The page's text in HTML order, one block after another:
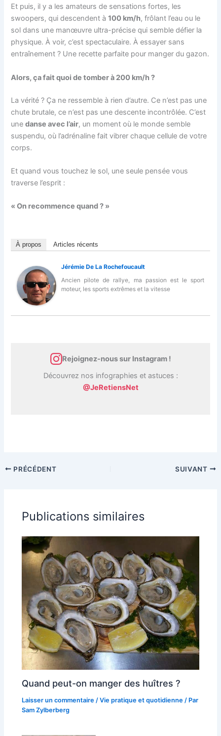
Et puis, il y a les amateurs de sensations fortes, les
swoopers, qui descendent à100 km/h, frôlant l’eau ou le
sol dans une manœuvre ultra-précise qui semble défier la
physique. À voir, c’est spectaculaire. À essayer sans
entraînement ? Une recette parfaite pour manger du gazon.
Alors, ça fait quoi de tomber à 200 km/h ?
La vérité ? Ça ne ressemble à rien d’autre. Ce n’est pas une
chute brutale, ce n’est pas une descente incontrôlée. C’est
unedanse avec l’air, un moment où le monde semble
suspendu, où l’adrénaline fait vibrer chaque cellule de votre
corps.
Et quand vous touchez le sol, une seule pensée vous
traverse l’esprit :
« On recommence quand ? »
À propos Articles récents
Jérémie De La Rochefoucault
Ancien pilote de rallye, ma passion est le sport
moteur, les sports extrêmes et la vitesse
Rejoignez-nous sur Instagram !
Découvrez nos infographies et astuces :
@JeRetiensNet
PRÉCÉDENT SUIVANT
Publications similaires
Quand peut-on manger des huîtres ?
Laisser un commentaire /Vie pratique et quotidienne / Par
Sam Zylberberg